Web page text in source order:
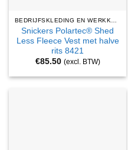
Snickers Polartec® Shed
Less Fleece Vest met halve
rits 8421
€85.50 (excl. BTW)